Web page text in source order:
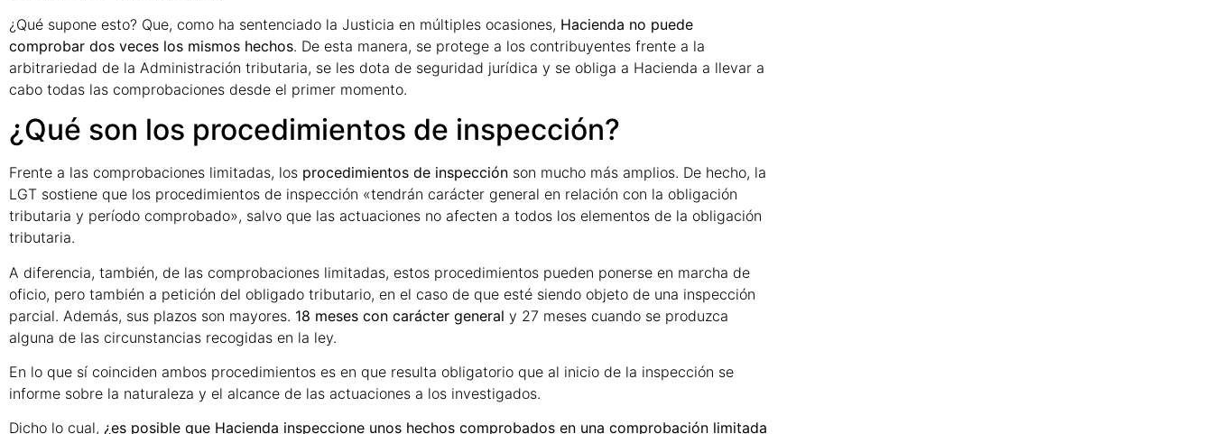
¿Qué supone esto? Que, como ha sentenciado la Justicia en múltiples ocasiones, Hacienda no puede
comprobar dos veces los mismos hechos. De esta manera, se protege a los contribuyentes frente a la
arbitrariedad de la Administración tributaria, se les dota de seguridad jurídica y se obliga a Hacienda a llevar a
cabo todas las comprobaciones desde el primer momento.
¿Qué son los procedimientos de inspección?
Frente a las comprobaciones limitadas, los procedimientos de inspección son mucho más amplios. De hecho, la
LGT sostiene que los procedimientos de inspección «tendrán carácter general en relación con la obligación
tributaria y período comprobado», salvo que las actuaciones no afecten a todos los elementos de la obligación
tributaria.
A diferencia, también, de las comprobaciones limitadas, estos procedimientos pueden ponerse en marcha de
oficio, pero también a petición del obligado tributario, en el caso de que esté siendo objeto de una inspección
parcial. Además, sus plazos son mayores. 18 meses con carácter general y 27 meses cuando se produzca
alguna de las circunstancias recogidas en la ley.
En lo que sí coinciden ambos procedimientos es en que resulta obligatorio que al inicio de la inspección se
informe sobre la naturaleza y el alcance de las actuaciones a los investigados.
Dicho lo cual, ¿es posible que Hacienda inspeccione unos hechos comprobados en una comprobación limitada